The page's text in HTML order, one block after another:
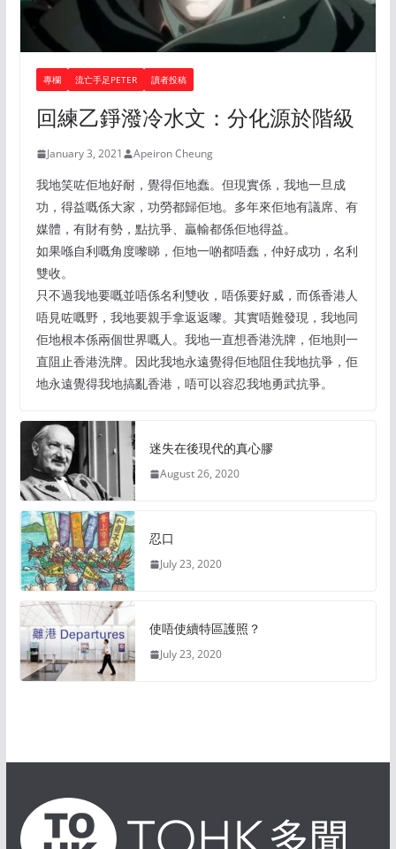
專欄 流亡手足PETER 讀者投稿
回練乙錚潑冷水文：分化源於階級
January 3, 2021 Apeiron Cheung
我地笑咗佢地好耐，覺得佢地蠢。但現實係，我地一旦成
功，得益嘅係大家，功勞都歸佢地。多年來佢地有議席、有
媒體，有財有勢，點抗爭、贏輸都係佢地得益。
如果喺自利嘅角度嚟睇，佢地一啲都唔蠢，仲好成功，名利
雙收。
只不過我地要嘅並唔係名利雙收，唔係要好威，而係香港人
唔見咗嘅野，我地要親手拿返返嚟。其實唔難發現，我地同
佢地根本係兩個世界嘅人。我地一直想香港洗牌，佢地則一
直阻止香港洗牌。因此我地永遠覺得佢地阻住我地抗爭，佢
地永遠覺得我地搞亂香港，唔可以容忍我地勇武抗爭。
迷失在後現代的真心膠
August 26, 2020
忍口
July 23, 2020
使唔使續特區護照？
July 23, 2020